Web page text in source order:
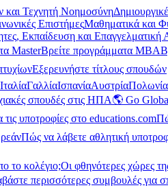
και Τεχνητή Νοημοσύνη
ΕπιστήμεςΜαθηματικά και
Εκπαίδευση και Επαγγελματική
MasterΒρείτε προγράμματα MBA
Εξερευνήστε τίτλους σπουδών
ΙταλίαΓαλλίαΙσπανίαΑυστρίαΠολωνία
σπουδές στις ΗΠΑ🌎 Go
υποτροφίες στο educations.com
Πώς να λάβετε αθλητική
το κολέγιο;Οι φθηνότερες χώρες
περισσότερες συμβουλές για